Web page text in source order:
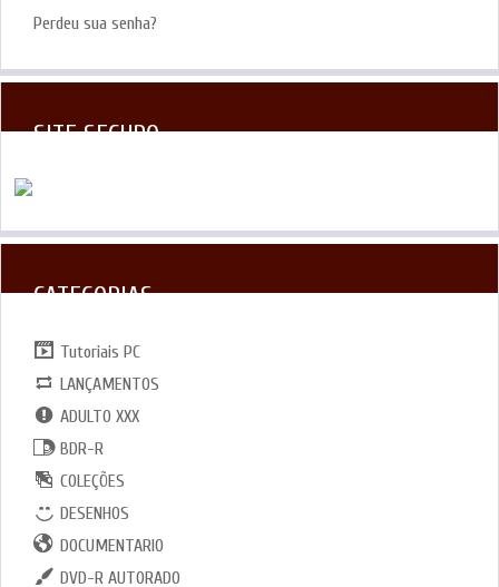
Perdeu sua senha?
SITE SEGURO
CATEGORIAS
Tutoriais PC
LANÇAMENTOS
ADULTO XXX
BDR-R
COLEÇÕES
DESENHOS
DOCUMENTARIO
DVD-R AUTORADO